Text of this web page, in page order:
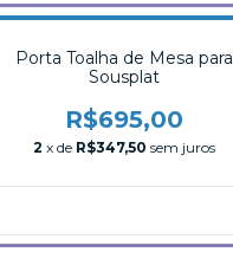
Porta Toalha de Mesa para
Sousplat
R$695,00
2 x de R$347,50 sem juros